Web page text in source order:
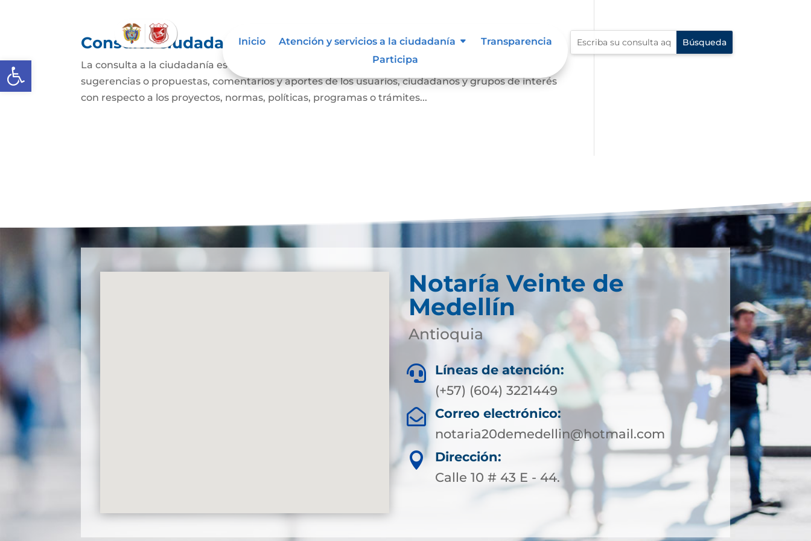
Abrir barra de herramientas
Inicio Atención y servicios a la ciudadanía
Transparencia
Participa
Consulta ciudadana
La consulta a la ciudadanía es un mecanismo de participación que busca conocer las opiniones,
sugerencias o propuestas, comentarios y aportes de los usuarios, ciudadanos y grupos de interés
con respecto a los proyectos, normas, políticas, programas o trámites...
Notaría Veinte de
Medellín
Antioquia

Líneas de atención:
(+57) (604) 3221449

Correo electrónico:
notaria20demedellin@hotmail.com

Dirección:
Calle 10 # 43 E - 44.